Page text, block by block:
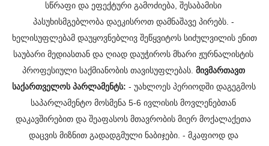
სწრაფი და ეფექტური გამოძიება, შესაბამისი
პასუხისმგებლობა დაეკისროთ დამნაშავე პირებს. -
ხელისუფლებამ დაუყოვნებლივ შეწყვიტოს სიძულვილის ენით
საუბარი მედიასთან და ღიად დაუჭიროს მხარი ჟურნალისტის
პროფესიული საქმიანობის თავისუფლებას. მივმართავთ
საქართველოს პარლამენტს: - უახლოეს პერიოდში დაგეგმოს
საპარლამენტო მოსმენა 5-6 ივლისის მოვლენებთან
დაკავშირებით და შეაფასოს მთავრობის მიერ მოქალაქეთა
დაცვის მიზნით გადადგმული ნაბიჯები. - მკაფიოდ და